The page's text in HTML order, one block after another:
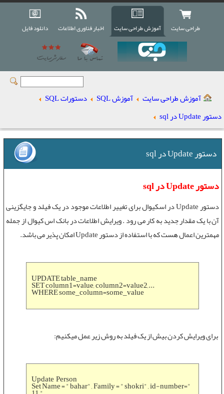
طراحی سایت آموزش طراحی سایت اخبار فناوری اطلاعات دانلود فایل
آموزش طراحی سایت آموزش SQL
دستورات SQL
دستور Update در sql
دستور Update در sql
دستور Update در sql
دستور Update
در اسکیوال برای تغيير اطلاعات موجود در يک فيلد و جايگزينی
آن با يک مقدار جديد به کار می رود . ویرایش اطلاعات دربانک اس کیوالاز جمله
مهمترین اعمال هست که با استفاده ازدستور Update امکان پذیر می باشد.
UPDATE table_name
SET column1=value, column2=value2,...
WHERE some_column=some_value
برای ویرایش کردن بیش از یک فیلد به روش زیر عمل میکنیم:
Update Person
Set Name = " bahar" , Family = " shokri" , id-number="